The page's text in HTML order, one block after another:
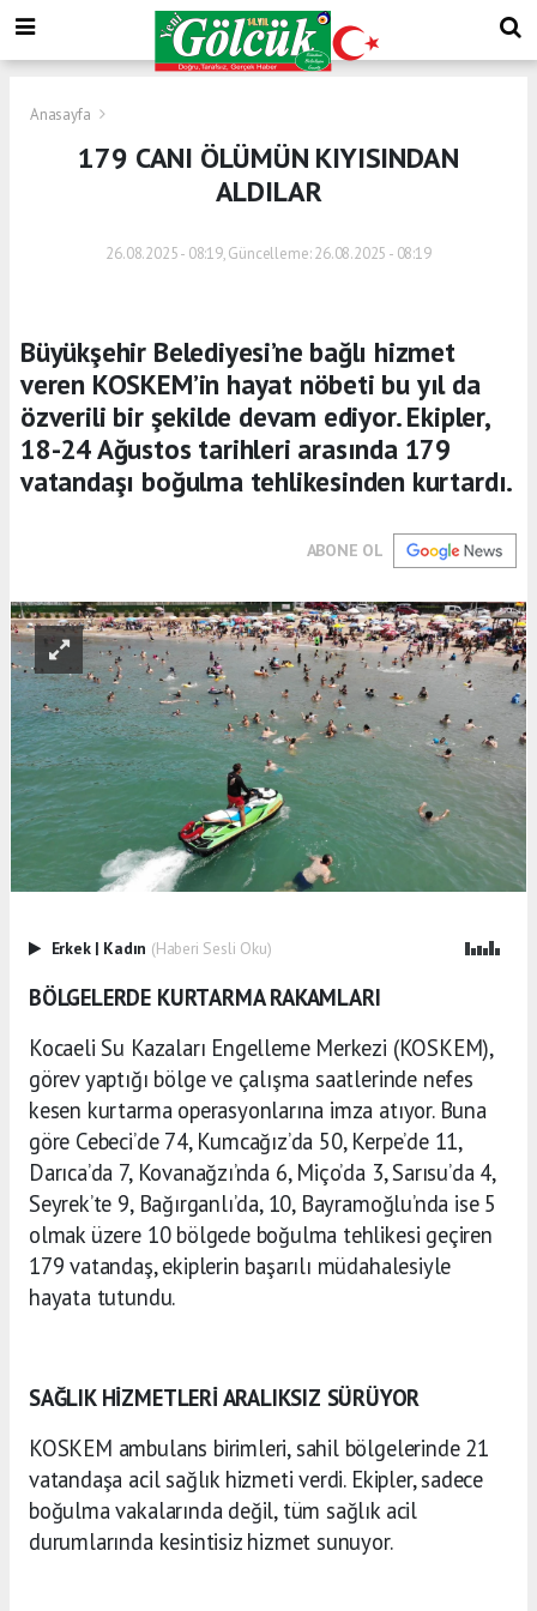
Anasayfa
179 CANI ÖLÜMÜN KIYISINDAN
ALDILAR
26.08.2025 - 08:19, Güncelleme: 26.08.2025 - 08:19
Büyükşehir Belediyesi’ne bağlı hizmet
veren KOSKEM’in hayat nöbeti bu yıl da
özverili bir şekilde devam ediyor. Ekipler,
18-24 Ağustos tarihleri arasında 179
vatandaşı boğulma tehlikesinden kurtardı.
ABONE OL
Erkek | Kadın (Haberi Sesli Oku)
BÖLGELERDE KURTARMA RAKAMLARI
Kocaeli Su Kazaları Engelleme Merkezi (KOSKEM),
görev yaptığı bölge ve çalışma saatlerinde nefes
kesen kurtarma operasyonlarına imza atıyor. Buna
göre Cebeci’de 74, Kumcağız’da 50, Kerpe’de 11,
Darıca’da 7, Kovanağzı’nda 6, Miço’da 3, Sarısu’da 4,
Seyrek’te 9, Bağırganlı’da, 10, Bayramoğlu’nda ise 5
olmak üzere 10 bölgede boğulma tehlikesi geçiren
179 vatandaş, ekiplerin başarılı müdahalesiyle
hayata tutundu.
SAĞLIK HİZMETLERİ ARALIKSIZ SÜRÜYOR
KOSKEM ambulans birimleri, sahil bölgelerinde 21
vatandaşa acil sağlık hizmeti verdi. Ekipler, sadece
boğulma vakalarında değil, tüm sağlık acil
durumlarında kesintisiz hizmet sunuyor.